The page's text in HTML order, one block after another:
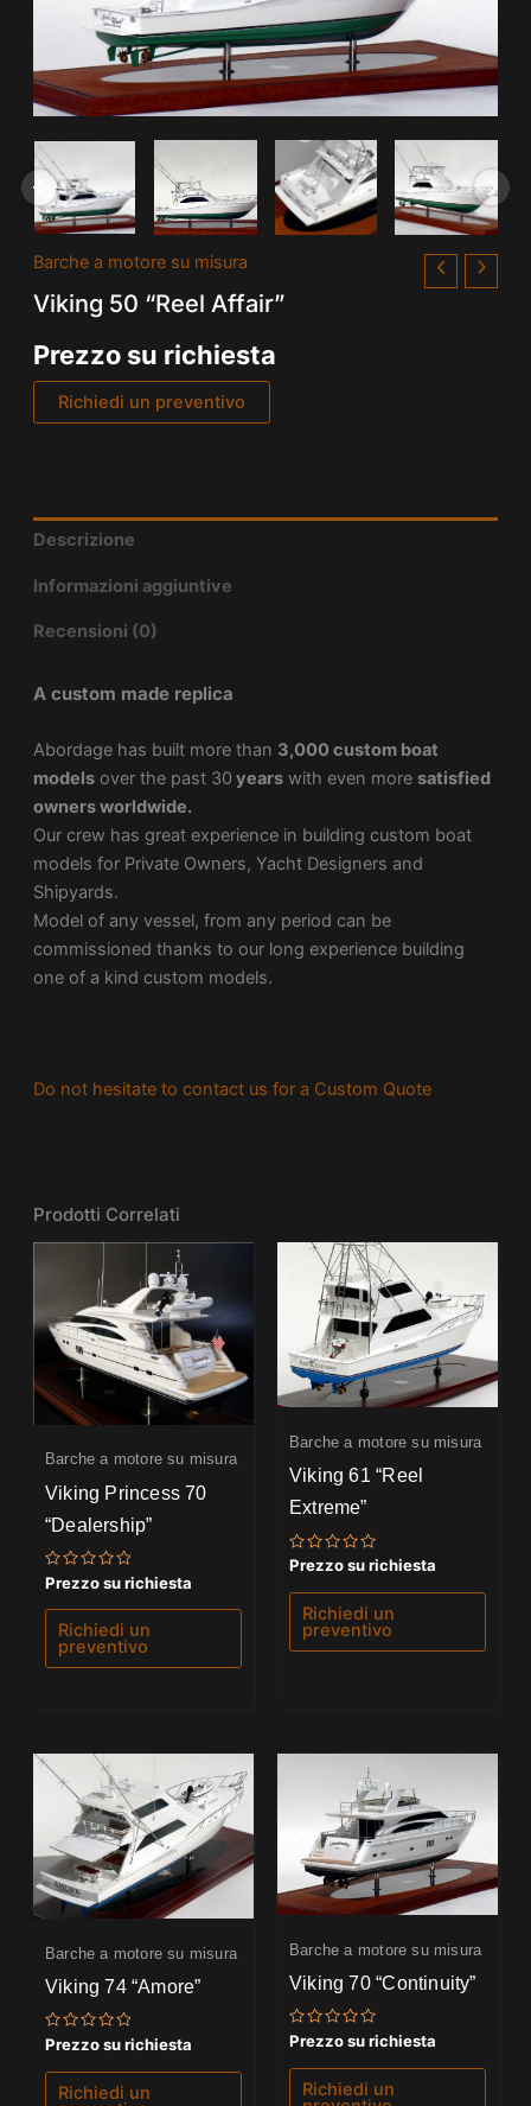
Barche a motore su misura
Viking 50 “Reel Affair”
Prezzo su richiesta
Richiedi un preventivo
Descrizione
Informazioni aggiuntive
Recensioni (0)
A custom made replica
Abordage has built more than 3,000 custom boat
modelsover the past 30 yearswith even more satisfied
owners worldwide.
Our crew has great experience in building custom boat
models for Private Owners, Yacht Designers and
Shipyards.
Model of any vessel, from any period can be
commissioned thanks to our long experience building
one of a kind custom models.
Do not hesitate to contact us for a Custom Quote
Prodotti Correlati
Barche a motore su misura
Viking Princess 70
“Dealership”
Valutato
0
su
Prezzo su richiesta
Richiedi un
preventivo
Barche a motore su misura
Viking 61 “Reel
Extreme”
Valutato
su
Prezzo su richiesta
Richiedi un
preventivo
Barche a motore su misura
Viking 74 “Amore”
Valutato
su
Prezzo su richiesta
Richiedi un
Barche a motore su misura
Viking 70 “Continuity”
Valutato
su
Prezzo su richiesta
Richiedi un